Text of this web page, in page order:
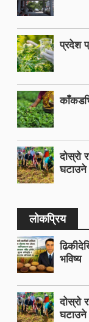
प्रदेश
दोस्रो
घटाउने
लोकप्रिय
भविष्य
दोस्रो
घटाउने